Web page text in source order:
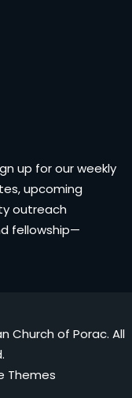
up for our weekly
upcoming
outreach
fellowship—
Church of Porac. All
Themes